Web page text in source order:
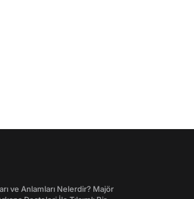
ve Anlamları Nelerdir? Majör